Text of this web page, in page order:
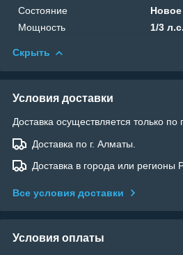
Состояние
Новое
Мощность
1/3 л.с.
Скрыть
Условия доставки
Доставка осуществляется только по
Доставка по г. Алматы.
Доставка в города или регионы
Все условия доставки
Условия оплаты